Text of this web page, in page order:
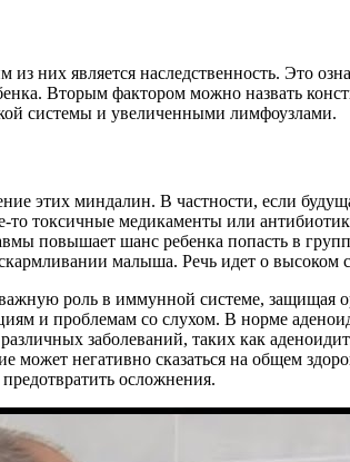
является наследственность. Это
Вторым фактором можно назвать
системы и увеличенными лимфоузлами.
этих миндалин. В частности, если
токсичные медикаменты или
повышает шанс ребенка попасть в
малыша. Речь идет о высоком
роль в иммунной системе, защищая
и проблемам со слухом. В норме
заболеваний, таких как
негативно сказаться на общем
осложнения.